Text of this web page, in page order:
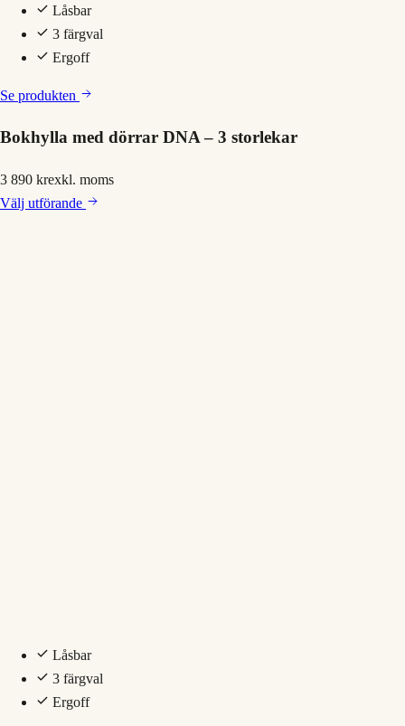
Låsbar
3 färgval
Ergoff
Se produkten
Bokhylla med dörrar DNA – 3 storlekar
3 890 krexkl. moms
Välj utförande
Låsbar
3 färgval
Ergoff